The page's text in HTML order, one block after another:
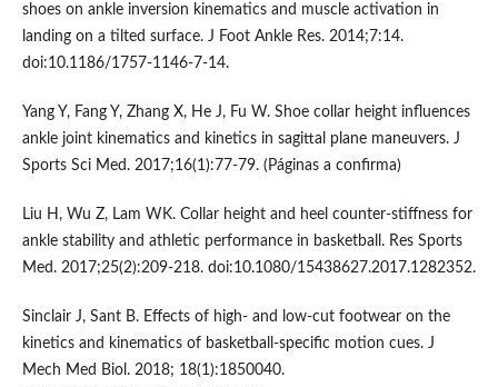
shoes on ankle inversion kinematics and muscle activation in
landing on a tilted surface. J Foot Ankle Res. 2014;7:14.
doi:10.1186/1757-1146-7-14.
Yang Y, Fang Y, Zhang X, He J, Fu W. Shoe collar height influences
ankle joint kinematics and kinetics in sagittal plane maneuvers. J
Sports Sci Med. 2017;16(1):77-79. (Páginas a confirma)
Liu H, Wu Z, Lam WK. Collar height and heel counter-stiffness for
ankle stability and athletic performance in basketball. Res Sports
Med. 2017;25(2):209-218. doi:10.1080/15438627.2017.1282352.
Sinclair J, Sant B. Effects of high- and low-cut footwear on the
kinetics and kinematics of basketball-specific motion cues. J
Mech Med Biol. 2018; 18(1):1850040.